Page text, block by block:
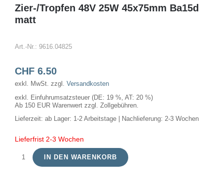
Zier-/Tropfen 48V 25W 45x75mm Ba15d
matt
Art.-Nr.: 9616.04825
CHF6.50
exkl. MwSt. zzgl. Versandkosten
exkl. Einfuhrumsatzsteuer (DE: 19 %, AT: 20 %)
Ab 150 EUR Warenwert zzgl. Zollgebühren.
Lieferzeit: ab Lager: 1-2 Arbeitstage | Nachlieferung: 2-3 Wochen
Lieferfrist 2-3 Wochen
Zier-/Tropfen
IN DEN WARENKORB